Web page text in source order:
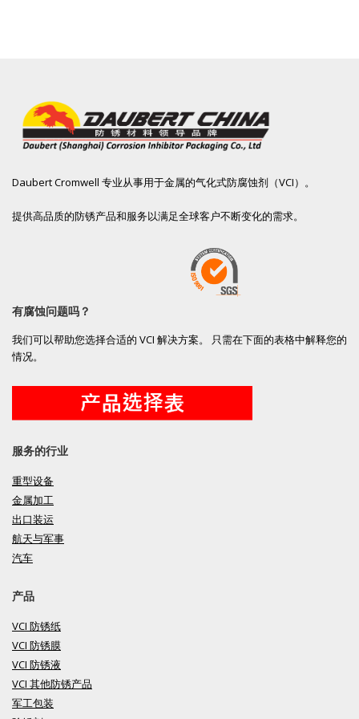
Daubert Cromwell 专业从事用于金属的气化式防腐蚀剂（VCI）。
提供高品质的防锈产品和服务以满足全球客户不断变化的需求。
有腐蚀问题吗？
我们可以帮助您选择合适的 VCI 解决方案。 只需在下面的表格中解释您的
情况。
服务的行业
重型设备
金属加工
出口装运
航天与军事
汽车
产品
VCI 防锈纸
VCI 防锈膜
VCI 防锈液
VCI 其他防锈产品
军工包装